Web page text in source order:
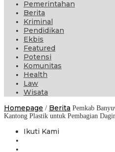
Pemerintahan
Berita
Kriminal
Pendidikan
Ekbis
Featured
Potensi
Komunitas
Health
Law
Wisata
Homepage / Berita Pemkab
Kantong Plastik untuk Pembagian
Ikuti Kami